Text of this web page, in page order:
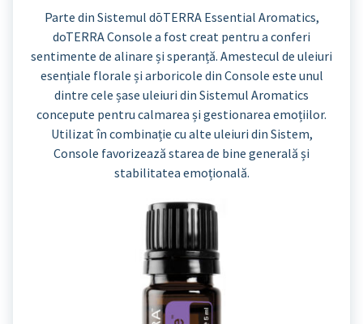
Parte din Sistemul dōTERRA Essential Aromatics,
doTERRA Console a fost creat pentru a conferi
sentimente de alinare și speranță. Amestecul de uleiuri
esențiale florale și arboricole din Console este unul
dintre cele șase uleiuri din Sistemul Aromatics
concepute pentru calmarea și gestionarea emoțiilor.
Utilizat în combinație cu alte uleiuri din Sistem,
Console favorizează starea de bine generală și
stabilitatea emoțională.